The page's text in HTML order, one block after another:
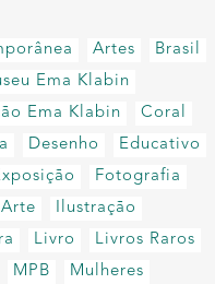
Artes
Brasil
Ema Klabin
Ema Klabin
Coral
Desenho
Educativo
Fotografia
Ilustração
Livro
Livros Raros
MPB
Mulheres